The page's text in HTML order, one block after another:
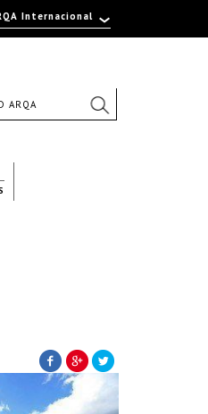
Internacional